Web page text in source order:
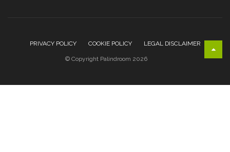
PRIVACY POLICY COOKIE POLICY LEGAL DISCLAIMER
© Copyright Palindroom 2026